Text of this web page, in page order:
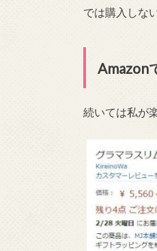
では購入しな
Amazon
続いては私が